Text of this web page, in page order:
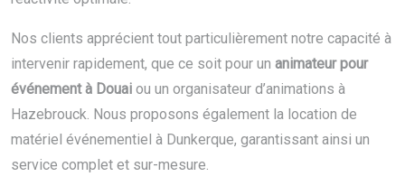
Nos clients apprécient tout particulièrement notre capacité à
intervenir rapidement, que ce soit pour un animateur pour
événement à Douai ou un organisateur d’animations à
Hazebrouck. Nous proposons également la location de
matériel événementiel à Dunkerque, garantissant ainsi un
service complet et sur-mesure.